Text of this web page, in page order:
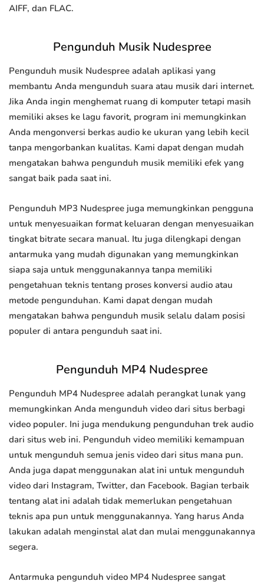
AIFF, dan FLAC.
Pengunduh Musik Nudespree
Pengunduh musik Nudespree adalah aplikasi yang
membantu Anda mengunduh suara atau musik dari internet.
Jika Anda ingin menghemat ruang di komputer tetapi masih
memiliki akses ke lagu favorit, program ini memungkinkan
Anda mengonversi berkas audio ke ukuran yang lebih kecil
tanpa mengorbankan kualitas. Kami dapat dengan mudah
mengatakan bahwa pengunduh musik memiliki efek yang
sangat baik pada saat ini.
Pengunduh MP3 Nudespree juga memungkinkan pengguna
untuk menyesuaikan format keluaran dengan menyesuaikan
tingkat bitrate secara manual. Itu juga dilengkapi dengan
antarmuka yang mudah digunakan yang memungkinkan
siapa saja untuk menggunakannya tanpa memiliki
pengetahuan teknis tentang proses konversi audio atau
metode pengunduhan. Kami dapat dengan mudah
mengatakan bahwa pengunduh musik selalu dalam posisi
populer di antara pengunduh saat ini.
Pengunduh MP4 Nudespree
Pengunduh MP4 Nudespree adalah perangkat lunak yang
memungkinkan Anda mengunduh video dari situs berbagi
video populer. Ini juga mendukung pengunduhan trek audio
dari situs web ini. Pengunduh video memiliki kemampuan
untuk mengunduh semua jenis video dari situs mana pun.
Anda juga dapat menggunakan alat ini untuk mengunduh
video dari Instagram, Twitter, dan Facebook. Bagian terbaik
tentang alat ini adalah tidak memerlukan pengetahuan
teknis apa pun untuk menggunakannya. Yang harus Anda
lakukan adalah menginstal alat dan mulai menggunakannya
segera.
Antarmuka pengunduh video MP4 Nudespree sangat